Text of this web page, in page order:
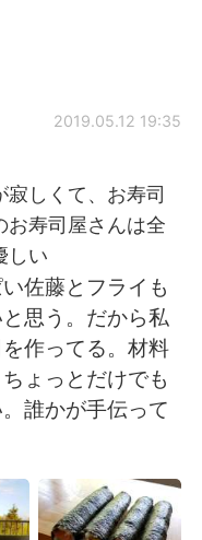
2019.05.12 19:35
寂しくて、お寿司
お寿司屋さんは全
しい
佐藤とフライも
思う。だから私
作ってる。材料
ょっとだけでも
誰かが手伝って